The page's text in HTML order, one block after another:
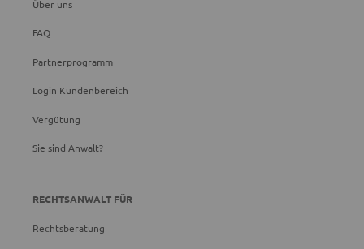
Über uns
FAQ
Partnerprogramm
Login Kundenbereich
Vergütung
Sie sind Anwalt?
RECHTSANWALT FÜR
Rechtsberatung